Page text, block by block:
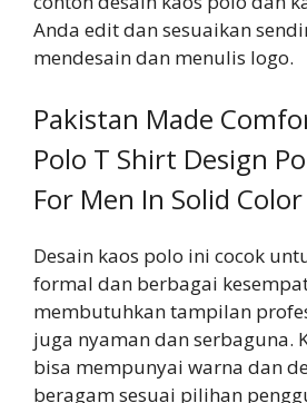
Anda edit dan sesuaikan
mendesain dan menulis logo.
Pakistan Made
Polo T Shirt Design
For Men In Solid Color
Desain kaos polo ini cocok
formal dan berbagai
membutuhkan tampilan
juga nyaman dan serbaguna.
bisa mempunyai warna dan
beragam sesuai pilihan